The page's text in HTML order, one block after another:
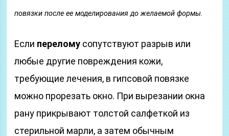
повязки после ее моделирования до желаемой формы.
Если перелому сопутствуют разрыв или
любые другие повреждения кожи,
требующие лечения, в гипсовой повязке
можно прорезать окно. При вырезании окна
рану прикрывают толстой салфеткой из
стерильной марли, а затем обычным